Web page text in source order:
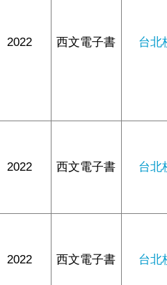
2022 西文電子書 台北
2022 西文電子書 台北
2022 西文電子書 台北